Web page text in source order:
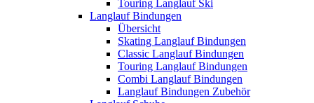
Touring Langlauf Ski
Langlauf Bindungen
Übersicht
Skating Langlauf Bindungen
Classic Langlauf Bindungen
Touring Langlauf Bindungen
Combi Langlauf Bindungen
Langlauf Bindungen Zubehör